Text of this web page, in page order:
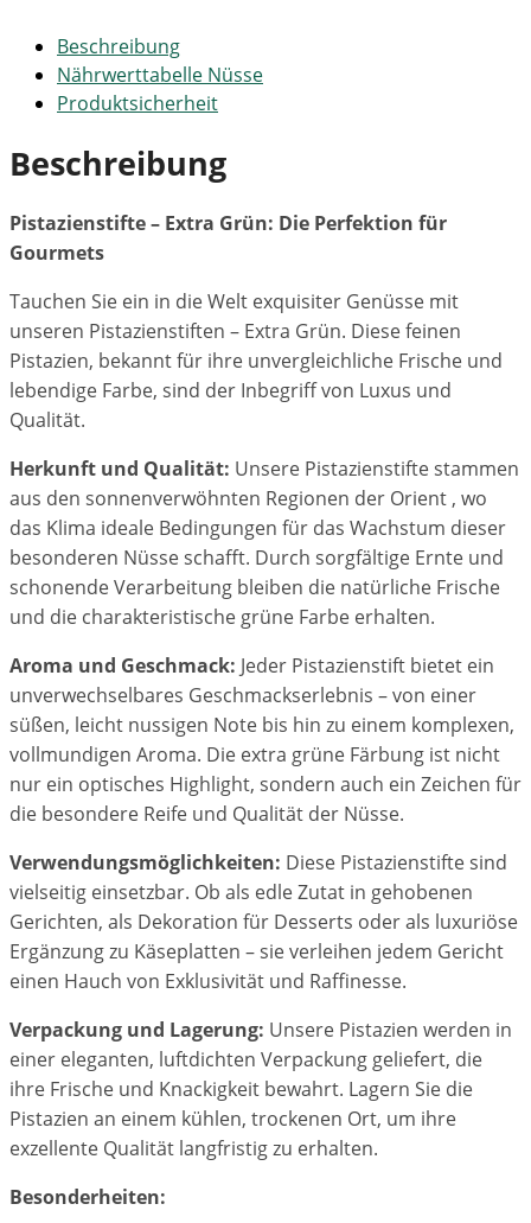
Beschreibung
Nährwerttabelle Nüsse
Produktsicherheit
Beschreibung
Pistazienstifte – Extra Grün: Die Perfektion für
Gourmets
Tauchen Sie ein in die Welt exquisiter Genüsse mit
unseren Pistazienstiften – Extra Grün. Diese feinen
Pistazien, bekannt für ihre unvergleichliche Frische und
lebendige Farbe, sind der Inbegriff von Luxus und
Qualität.
Herkunft und Qualität: Unsere Pistazienstifte stammen
aus den sonnenverwöhnten Regionen der Orient , wo
das Klima ideale Bedingungen für das Wachstum dieser
besonderen Nüsse schafft. Durch sorgfältige Ernte und
schonende Verarbeitung bleiben die natürliche Frische
und die charakteristische grüne Farbe erhalten.
Aroma und Geschmack: Jeder Pistazienstift bietet ein
unverwechselbares Geschmackserlebnis – von einer
süßen, leicht nussigen Note bis hin zu einem komplexen,
vollmundigen Aroma. Die extra grüne Färbung ist nicht
nur ein optisches Highlight, sondern auch ein Zeichen für
die besondere Reife und Qualität der Nüsse.
Verwendungsmöglichkeiten: Diese Pistazienstifte sind
vielseitig einsetzbar. Ob als edle Zutat in gehobenen
Gerichten, als Dekoration für Desserts oder als luxuriöse
Ergänzung zu Käseplatten – sie verleihen jedem Gericht
einen Hauch von Exklusivität und Raffinesse.
Verpackung und Lagerung: Unsere Pistazien werden in
einer eleganten, luftdichten Verpackung geliefert, die
ihre Frische und Knackigkeit bewahrt. Lagern Sie die
Pistazien an einem kühlen, trockenen Ort, um ihre
exzellente Qualität langfristig zu erhalten.
Besonderheiten: